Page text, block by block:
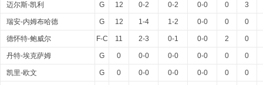
迈尔斯-凯利 G 12 0-2 0-2 0-0 0 3
瑞安-内姆布哈德 G 12 1-4 1-2 0-0 0 0
德怀特-鲍威尔 F-C 11 2-3 0-1 0-0 2 0
丹特-埃克萨姆 G 0 0-0 0-0 0-0 0 0
凯里-欧文 G 0 0-0 0-0 0-0 0 0